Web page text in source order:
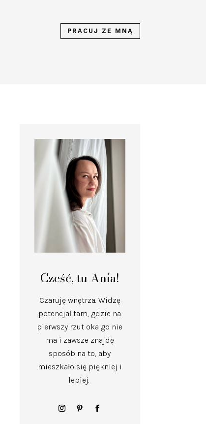
PRACUJ ZE MNĄ
Cześć, tu Ania!
Czaruję wnętrza. Widzę
potencjał tam, gdzie na
pierwszy rzut oka go nie
ma i zawsze znajdę
sposób na to, aby
mieszkało się piękniej i
lepiej.